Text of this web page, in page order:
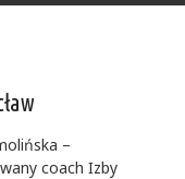
–
coach Izby